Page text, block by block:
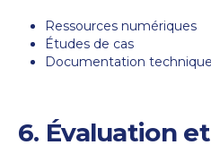
Ressources numériques
Études de cas
Documentation technique
6. Évaluation